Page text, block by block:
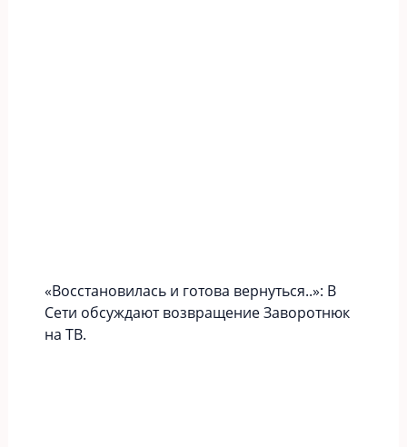
«Вoccтaновилась и готова вернуться..»: В
Сети обсуждают возвращение Заворотнюк
на ТВ.